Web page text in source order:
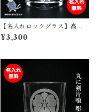
【名入れロックグラス】高透
明クリスタル風ガラス×サンド
ブラスト彫刻｜誕生日・父の
¥3,300